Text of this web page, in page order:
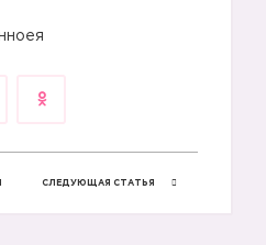
СЛЕДУЮЩАЯ СТАТЬЯ